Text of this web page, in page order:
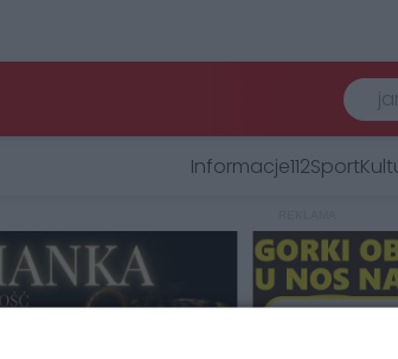
Informacje112Sport